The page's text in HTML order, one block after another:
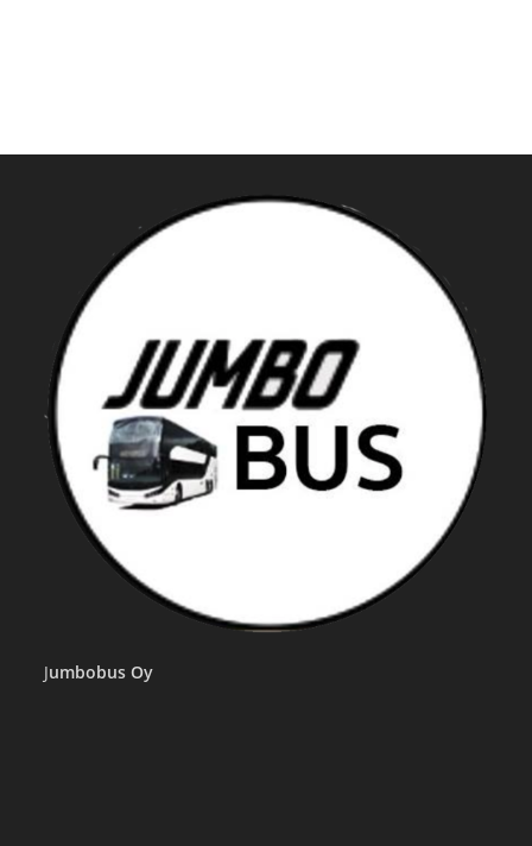
Jumbobus Oy